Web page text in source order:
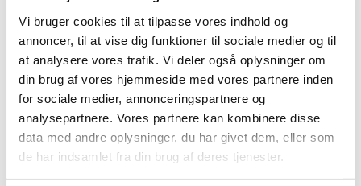
Vi bruger cookies til at tilpasse vores indhold og
annoncer, til at vise dig funktioner til sociale medier og til
at analysere vores trafik. Vi deler også oplysninger om
din brug af vores hjemmeside med vores partnere inden
for sociale medier, annonceringspartnere og
analysepartnere. Vores partnere kan kombinere disse
data med andre oplysninger, du har givet dem, eller som
de har indsamlet fra din brug af deres tjenester.
laesoevvs@post.tele.dk
CVR 26099846
Denne hjemmeside bruger cookies. Vi bruger cookies til at
tilpasse vores indhold og annoncer, til at vise dig funktioner
til sociale medier og til at analysere vores trafik. Vi deler
også oplysninger om din brug af vores hjemmeside med
vores partnere inden for sociale medier,
annonceringspartnere og analysepartnere. Vores partnere